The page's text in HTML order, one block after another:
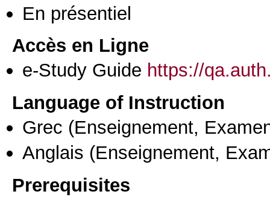
En présentiel
Accès en Ligne
e-Study Guide https://
Language of Instruction
Grec (Enseignement,
Anglais (Enseignement,
Prerequisites